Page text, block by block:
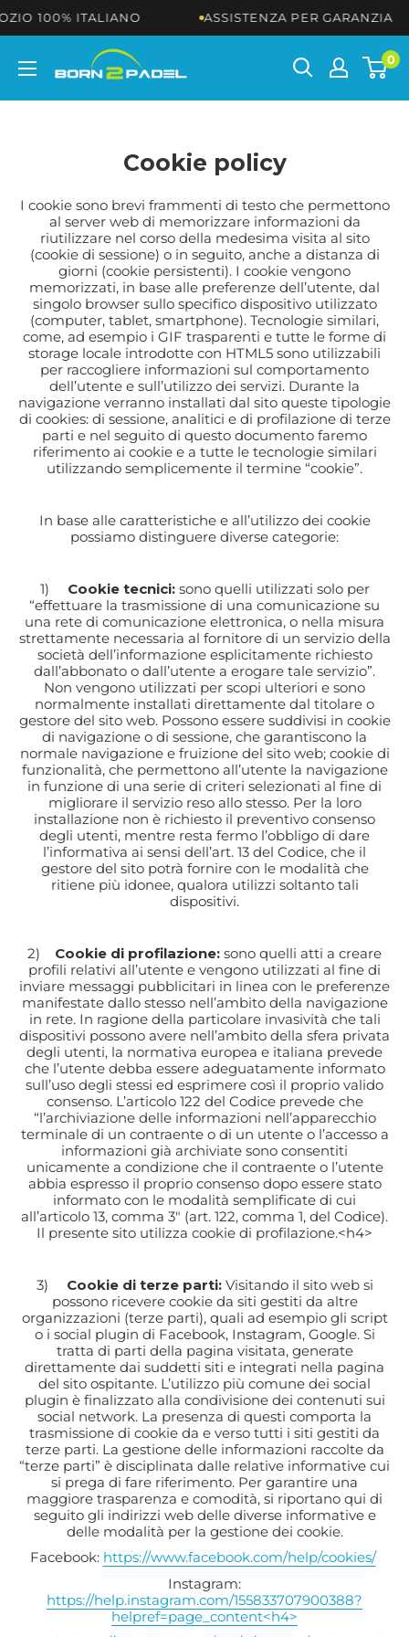
ai
contenuti
100% ITALIANO ASSISTENZA PER GARANZIA
BORN2PADEL 0
Cookie policy
I cookie sono brevi frammenti di testo che permettono
al server web di memorizzare informazioni da
riutilizzare nel corso della medesima visita al sito
(cookie di sessione) o in seguito, anche a distanza di
giorni (cookie persistenti). I cookie vengono
memorizzati, in base alle preferenze dell’utente, dal
singolo browser sullo specifico dispositivo utilizzato
(computer, tablet, smartphone). Tecnologie similari,
come, ad esempio i GIF trasparenti e tutte le forme di
storage locale introdotte con HTML5 sono utilizzabili
per raccogliere informazioni sul comportamento
dell’utente e sull’utilizzo dei servizi. Durante la
navigazione verranno installati dal sito queste tipologie
di cookies: di sessione, analitici e di profilazione di terze
parti e nel seguito di questo documento faremo
riferimento ai cookie e a tutte le tecnologie similari
utilizzando semplicemente il termine “cookie”.
In base alle caratteristiche e all’utilizzo dei cookie
possiamo distinguere diverse categorie:
1) Cookie tecnici:sono quelli utilizzati solo per
“effettuare la trasmissione di una comunicazione su
una rete di comunicazione elettronica, o nella misura
strettamente necessaria al fornitore di un servizio della
società dell’informazione esplicitamente richiesto
dall’abbonato o dall’utente a erogare tale servizio”.
Non vengono utilizzati per scopi ulteriori e sono
normalmente installati direttamente dal titolare o
gestore del sito web. Possono essere suddivisi in cookie
di navigazione o di sessione, che garantiscono la
normale navigazione e fruizione del sito web; cookie di
funzionalità, che permettono all’utente la navigazione
in funzione di una serie di criteri selezionati al fine di
migliorare il servizio reso allo stesso. Per la loro
installazione non è richiesto il preventivo consenso
degli utenti, mentre resta fermo l’obbligo di dare
l’informativa ai sensi dell’art. 13 del Codice, che il
gestore del sito potrà fornire con le modalità che
ritiene più idonee, qualora utilizzi soltanto tali
dispositivi.
2) Cookie di profilazione: sono quelli atti a creare
profili relativi all’utente e vengono utilizzati al fine di
inviare messaggi pubblicitari in linea con le preferenze
manifestate dallo stesso nell’ambito della navigazione
in rete. In ragione della particolare invasività che tali
dispositivi possono avere nell’ambito della sfera privata
degli utenti, la normativa europea e italiana prevede
che l’utente debba essere adeguatamente informato
sull’uso degli stessi ed esprimere così il proprio valido
consenso. L’articolo 122 del Codice prevede che
“l’archiviazione delle informazioni nell’apparecchio
terminale di un contraente o di un utente o l’accesso a
informazioni già archiviate sono consentiti
unicamente a condizione che il contraente o l’utente
abbia espresso il proprio consenso dopo essere stato
informato con le modalità semplificate di cui
all’articolo 13, comma 3″ (art. 122, comma 1, del Codice).
Il presente sito utilizza cookie di profilazione.<h4>
3) Cookie di terze parti:Visitando il sito web si
possono ricevere cookie da siti gestiti da altre
organizzazioni (terze parti), quali ad esempio gli script
o i social plugin di Facebook, Instagram, Google. Si
tratta di parti della pagina visitata, generate
direttamente dai suddetti siti e integrati nella pagina
del sito ospitante. L’utilizzo più comune dei social
plugin è finalizzato alla condivisione dei contenuti sui
social network. La presenza di questi comporta la
trasmissione di cookie da e verso tutti i siti gestiti da
terze parti. La gestione delle informazioni raccolte da
“terze parti” è disciplinata dalle relative informative cui
si prega di fare riferimento. Per garantire una
maggiore trasparenza e comodità, si riportano qui di
seguito gli indirizzi web delle diverse informative e
delle modalità per la gestione dei cookie.
Facebook: https://www.facebook.com/help/cookies/
Instagram:
https://help.instagram.com/155833707900388?
helpref=page_content<h4>